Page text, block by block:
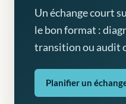
Un échange court
le bon format :
transition ou audit
Planifier un